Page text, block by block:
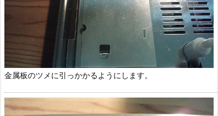
金属板のツメに引っかかるようにします。